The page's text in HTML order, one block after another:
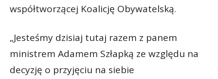
współtworzącej Koalicję Obywatelską.
„Jesteśmy dzisiaj tutaj razem z panem
ministrem Adamem Szłapką ze względu na
decyzję o przyjęciu na siebie